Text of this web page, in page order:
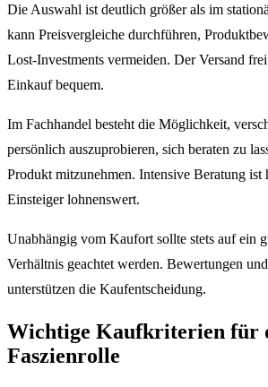
Die Auswahl ist deutlich größer als im
kann Preisvergleiche durchführen,
Lost-Investments vermeiden. Der Versand
Einkauf bequem.
Im Fachhandel besteht die Möglichkeit,
persönlich auszuprobieren, sich beraten zu
Produkt mitzunehmen. Intensive Beratung ist
Einsteiger lohnenswert.
Unabhängig vom Kaufort sollte stets auf ein
Verhältnis geachtet werden. Bewertungen
unterstützen die Kaufentscheidung.
Wichtige Kaufkriterien für
Faszienrolle